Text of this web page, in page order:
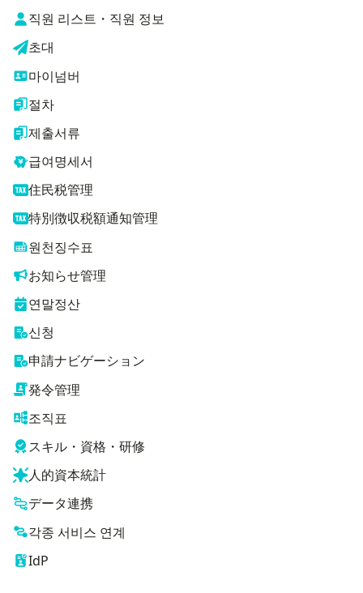
직원 리스트・직원 정보
초대
마이넘버
절차
제출서류
급여명세서
住民税管理
特別徴収税額通知管理
원천징수표
お知らせ管理
연말정산
신청
申請ナビゲーション
発令管理
조직표
スキル・資格・研修
人的資本統計
データ連携
각종 서비스 연계
IdP